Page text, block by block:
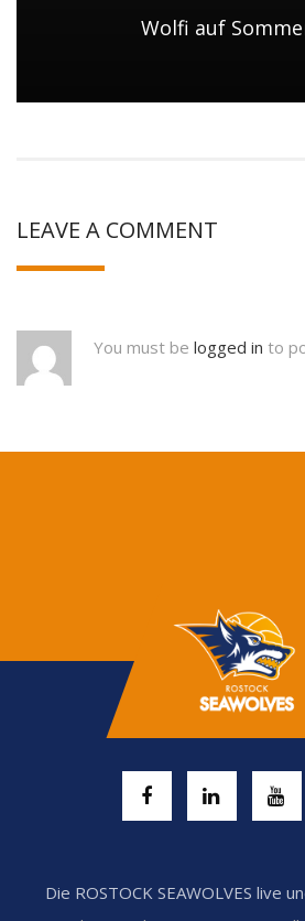
Wolfi auf
LEAVE A COMMENT
You must be logged in to
Die ROSTOCK SEAWOLVES live